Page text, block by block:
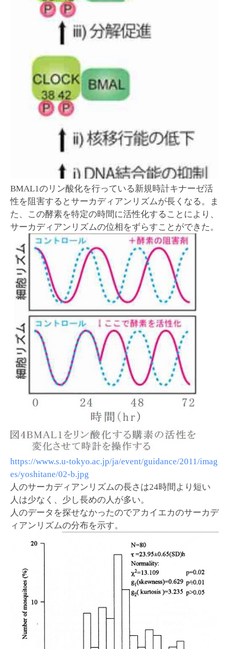
BMAL1のリン酸化を行っている新規時計キナーゼ活
性を阻害するとサーカディアンリズムが長くなる。ま
た、この酵素を特定の時間に活性化することにより、
サーカディアンリズムの位相をずらすことができた。
https://www.s.u-tokyo.ac.jp/ja/event/guidance/2011/imag
es/yoshitane/02-b.jpg
人のサーカディアンリズムの長さは24時間より短い
人は少なく、少し長めの人が多い。
人のデータを探せなかったのでアカイエカのサーカデ
ィアンリズムの分布を示す。